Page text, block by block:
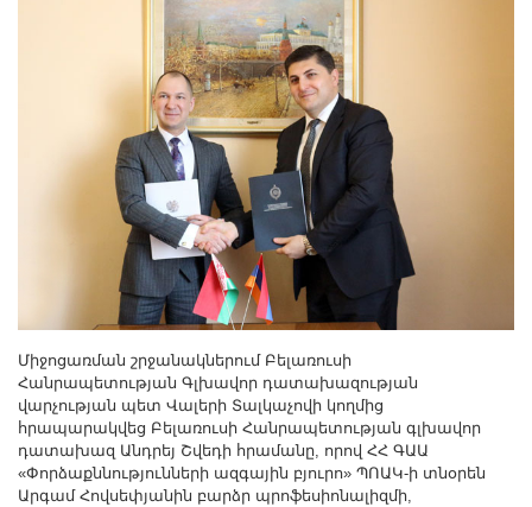
Միջոցառման շրջանակներում Բելառուսի
Հանրապետության Գլխավոր դատախազության
վարչության պետ Վալերի Տալկաչովի կողմից
հրապարակվեց Բելառուսի Հանրապետության գլխավոր
դատախազ Անդրեյ Շվեդի հրամանը, որով ՀՀ ԳԱԱ
«Փորձաքննությունների ազգային բյուրո» ՊՈԱԿ-ի տնօրեն
Արգամ Հովսեփյանին բարձր պրոֆեսիոնալիզմի,